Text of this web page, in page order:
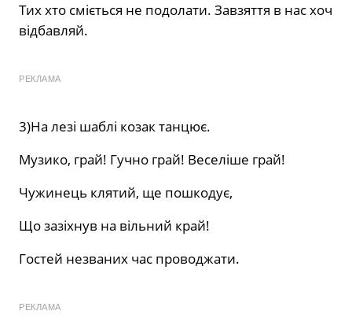
Тих хто сміється не подолати. Завзяття в нас хоч
відбавляй.
РЕКЛАМА
3)На лезі шаблі козак танцює.
Музико, грай! Гучно грай! Веселіше грай!
Чужинець клятий, ще пошкодує,
Що зазіхнув на вільний край!
Гостей незваних час проводжати.
РЕКЛАМА